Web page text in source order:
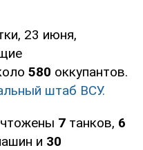
23 июня,
580 оккупантов.
штаб ВСУ.
7 танков, 6
и 30